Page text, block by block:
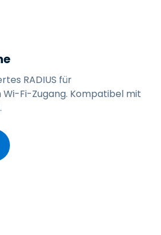
RADIUS für
Fi-Zugang. Kompatibel mit